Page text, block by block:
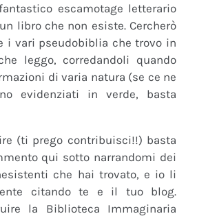
escamotage letterario
libro che non esiste. Cercherò
i vari pseudobiblia che trovo in
leggo, corredandoli quando
di varia natura (se ce ne
evidenziati in verde, basta
(ti prego contribuisci!!) basta
qui sotto narrandomi dei
che hai trovato, e io li
citando te e il tuo blog.
la Biblioteca Immaginaria